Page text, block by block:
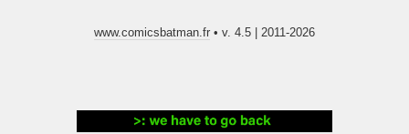
www.comicsbatman.fr • v. 4.5 | 2011-2026